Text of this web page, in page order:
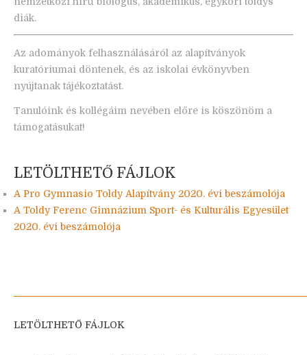
diák.
Az adományok felhasználásáról az alapítványok
kuratóriumai döntenek, és az iskolai évkönyvben
nyújtanak tájékoztatást.
Tanulóink és kollégáim nevében előre is köszönöm a
támogatásukat!
LETÖLTHETŐ FÁJLOK
A Pro Gymnasio Toldy Alapítvány 2020. évi beszámolója
A Toldy Ferenc Gimnázium Sport- és Kulturális Egyesület
2020. évi beszámolója
LETÖLTHETŐ FÁJLOK